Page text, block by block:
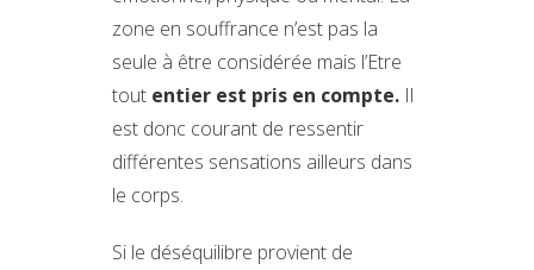
zone en souffrance n’est pas la
seule à être considérée mais l’Etre
tout entier est pris en compte. Il
est donc courant de ressentir
différentes sensations ailleurs dans
le corps.
Si le déséquilibre provient de